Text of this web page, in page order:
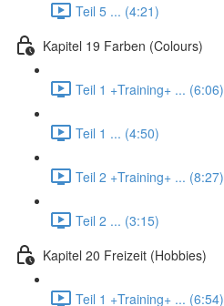
Teil 5 ... (4:21)
Kapitel 19 Farben (Colours)
Teil 1 +Training+ ... (6:06)
Teil 1 ... (4:50)
Teil 2 +Training+ ... (8:27)
Teil 2 ... (3:15)
Kapitel 20 Freizeit (Hobbies)
Teil 1 +Training+ ... (6:54)